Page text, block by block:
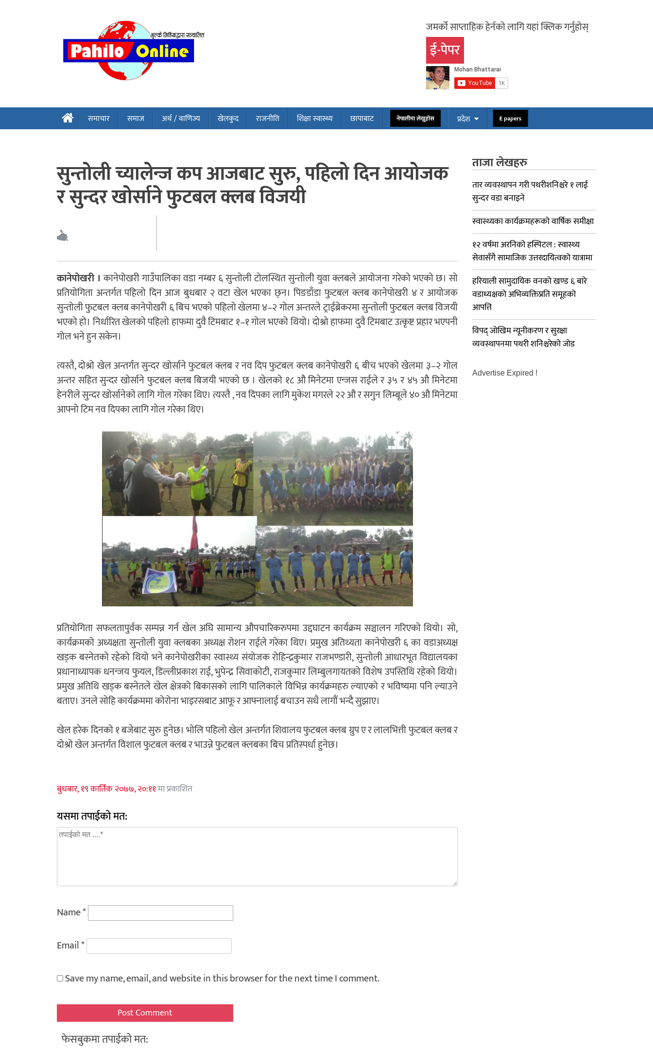
जमर्को साप्ताहिक हेर्नको लागि यहां क्लिक गर्नुहोस्
ई-पेपर
समाचार समाज अर्थ / वाणिज्य खेलकुद राजनीति शिक्षा स्वास्थ्य छापाबाट नेपालीमा लेख्नुहोस प्रदेश E papers
सुन्तोली च्यालेन्ज कप आजबाट सुरु, पहिलो दिन आयोजक
र सुन्दर खोर्साने फुटबल क्लब विजयी
कानेपोखरी । कानेपोखरी गाउँपालिका वडा नम्बर ६ सुन्तोली टोलस्थित सुन्तोली युवा क्लबले आयोजना गरेको भएको छ। सो
प्रतियोगिता अन्तर्गत पहिलो दिन आज बुधबार २ वटा खेल भएका छ्न। पिङडाँडा फुटबल क्लब कानेपोखरी ४ र आयोजक
सुन्तोली फुटबल क्लब कानेपोखरी ६ बिच भएको पहिलो खेलमा ४–२ गोल अन्तरले ट्राईब्रेकरमा सुन्तोली फुटबल क्लब विजयी
भएको हो। निर्धारित खेलको पहिलो हाफमा दुवै टिमबाट १–१ गोल भएको थियो। दोश्रो हाफमा दुवै टिमबाट उत्कृष्ट प्रहार भएपनी
गोल भने हुन सकेन।
त्यस्तै, दोश्रो खेल अन्तर्गत सुन्दर खोर्साने फुटबल क्लब र नव दिप फुटबल क्लब कानेपोखरी ६ बीच भएको खेलमा ३–२ गोल
अन्तर सहित सुन्दर खोर्साने फुटबल क्लब बिजयी भएको छ । खेलको १८ औ मिनेटमा एन्जस राईले र ३५ र ४५ औ मिनेटमा
हेनरीले सुन्दर खोर्सानेको लागि गोल गरेका थिए। त्यस्तै , नव दिपका लागि मुकेश मगरले २२ औ र सगुन लिम्बूले ४० औ मिनेटमा
आफ्नो टिम नव दिपका लागि गोल गरेका थिए।
प्रतियोगिता सफलतापुर्वक सम्पन्न गर्न खेल अघि सामान्य औपचारिकरुपमा उद्दघाटन कार्यक्रम सञ्चालन गरिएको थियो। सो,
कार्यक्रमको अध्यक्षता सुन्तोली युवा क्लबका अध्यक्ष रोशन राईले गरेका थिए। प्रमुख अतिथ्यता कानेपोखरी ६ का वडाअध्यक्ष
खड्क बस्नेतको रहेको थियो भने कानेपोखरीका स्वास्थ्य संयोजक रोहिन्द्रकुमार राजभण्डारी, सुन्तोली आधारभूत विद्यालयका
प्रधानाध्यापक धनन्जय फुयल, डिल्लीप्रकाश राई, भुपेन्द्र सिवाकोटी, राजकुमार लिम्बुलगायतको विशेष उपस्तिथि रहेको थियो।
प्रमुख अतिथि खड्क बस्नेतले खेल क्षेत्रको बिकासको लागि पालिकाले विभिन्न कार्यक्रमहरु ल्याएको र भविष्यमा पनि ल्याउने
बताए। उनले सोहि कार्यक्रममा कोरोना भाइरसबाट आफू र आफ्नालाई बचाउन सधै लागौं भन्दै सुझाए।
खेल हरेक दिनको १ बजेबाट सुरु हुनेछ। भोलि पहिलो खेल अन्तर्गत शिवालय फुटबल क्लब ग्रुप ए र लालभित्ती फुटबल क्लब र
दोश्रो खेल अन्तर्गत विशाल फुटबल क्लब र भाउन्ने फुटबल क्लबका बिच प्रतिस्पर्धा हुनेछ।
बुधबार, १९ कार्तिक २०७७, २०:११मा प्रकाशित
यसमा तपाईको मत:
Name*
Email*
Save my name, email, and website in this browser for the next time I comment.
फेसबुकमा तपाईको मत:
ताजा लेखहरु
तार व्यवस्थापन गरी पथरीशनिश्चरे १ लाई
सुन्दर वडा बनाइने
स्वास्थ्यका कार्यक्रमहरूको वार्षिक समीक्षा
१२ वर्षमा अरनिको हस्पिटल : स्वास्थ्य
सेवासँगै सामाजिक उत्तरदायित्वको यात्रामा
हरियाली सामुदायिक वनको खण्ड ६ बारे
वडाध्यक्षको अभिव्यक्तिप्रति समूहको
आपत्ति
विपद् जोखिम न्यूनीकरण र सुरक्षा
व्यवस्थापनमा पथरी शनिश्चरेको जोड
Advertise Expired !